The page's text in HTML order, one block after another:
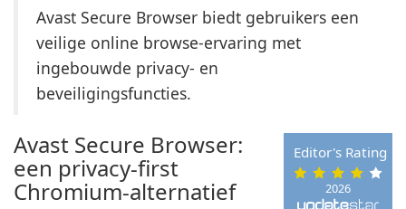
Avast Secure Browser biedt gebruikers een
veilige online browse-ervaring met
ingebouwde privacy- en
beveiligingsfuncties.
2026
Editor's Rating
Avast Secure Browser:
een privacy-first
Chromium-alternatief